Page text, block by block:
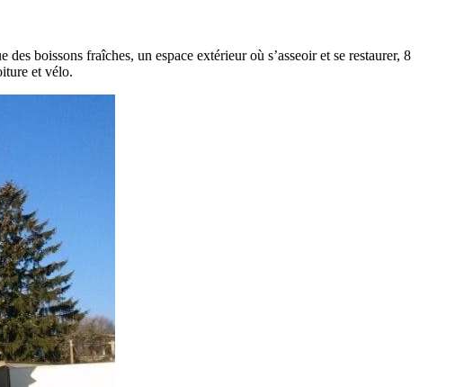
boissons fraîches, un espace extérieur où s’asseoir et se restaurer, 8
et vélo.